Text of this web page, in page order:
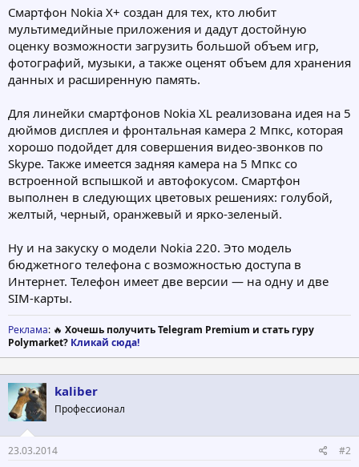
Смартфон Nokia X+ создан для тех, кто любит
мультимедийные приложения и дадут достойную
оценку возможности загрузить большой объем игр,
фотографий, музыки, а также оценят объем для хранения
данных и расширенную память.
Для линейки смартфонов Nokia XL реализована идея на 5
дюймов дисплея и фронтальная камера 2 Мпкс, которая
хорошо подойдет для совершения видео-звонков по
Skype. Также имеется задняя камера на 5 Мпкс со
встроенной вспышкой и автофокусом. Смартфон
выполнен в следующих цветовых решениях: голубой,
желтый, черный, оранжевый и ярко-зеленый.
Ну и на закуску о модели Nokia 220. Это модель
бюджетного телефона с возможностью доступа в
Интернет. Телефон имеет две версии — на одну и две
SIM-карты.
Реклама: 🔥 Хочешь получить Telegram Premium и стать гуру
Polymarket? Кликай сюда!
kaliber
Профессионал
23.03.2014 #2